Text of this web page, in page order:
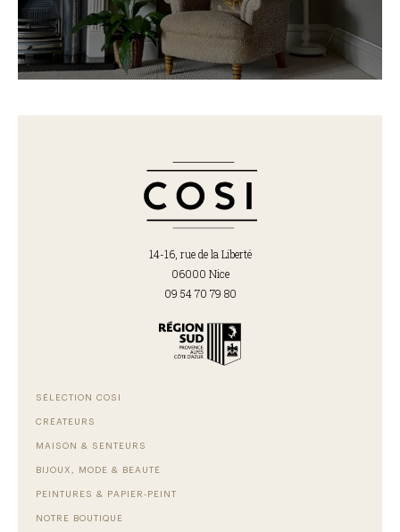
14-16, rue de la Liberté
06000 Nice
09 54 70 79 80
SÉLECTION COSI
CRÉATEURS
MAISON & SENTEURS
BIJOUX, MODE & BEAUTÉ
PEINTURES & PAPIER-PEINT
NOTRE BOUTIQUE